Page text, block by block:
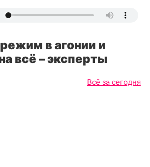
в агонии и
всё – эксперты
Всё за сегодня